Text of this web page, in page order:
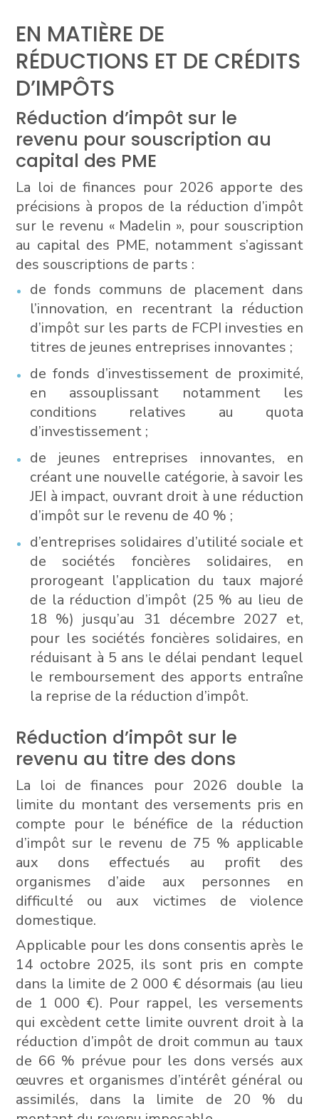
EN MATIÈRE DE
RÉDUCTIONS ET DE CRÉDITS
D’IMPÔTS
Réduction d’impôt sur le
revenu pour souscription au
capital des PME
La loi de finances pour 2026 apporte des
précisions à propos de la réduction d’impôt
sur le revenu « Madelin », pour souscription
au capital des PME, notamment s’agissant
des souscriptions de parts :
de fonds communs de placement dans
l’innovation, en recentrant la réduction
d’impôt sur les parts de FCPI investies en
titres de jeunes entreprises innovantes ;
de fonds d’investissement de proximité,
en assouplissant notamment les
conditions relatives au quota
d’investissement ;
de jeunes entreprises innovantes, en
créant une nouvelle catégorie, à savoir les
JEI à impact, ouvrant droit à une réduction
d’impôt sur le revenu de 40 % ;
d’entreprises solidaires d’utilité sociale et
de sociétés foncières solidaires, en
prorogeant l’application du taux majoré
de la réduction d’impôt (25 % au lieu de
18 %) jusqu’au 31 décembre 2027 et,
pour les sociétés foncières solidaires, en
réduisant à 5 ans le délai pendant lequel
le remboursement des apports entraîne
la reprise de la réduction d’impôt.
Réduction d’impôt sur le
revenu au titre des dons
La loi de finances pour 2026 double la
limite du montant des versements pris en
compte pour le bénéfice de la réduction
d’impôt sur le revenu de 75 % applicable
aux dons effectués au profit des
organismes d’aide aux personnes en
difficulté ou aux victimes de violence
domestique.
Applicable pour les dons consentis après le
14 octobre 2025, ils sont pris en compte
dans la limite de 2 000 € désormais (au lieu
de 1 000 €). Pour rappel, les versements
qui excèdent cette limite ouvrent droit à la
réduction d’impôt de droit commun au taux
de 66 % prévue pour les dons versés aux
œuvres et organismes d’intérêt général ou
assimilés, dans la limite de 20 % du